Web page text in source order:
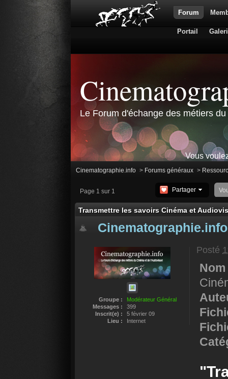
Forum
Portail
Le Forum d'échange des métiers
Vous
Cinematographie.info > Forums généraux >
Page 1 sur 1 Partager
Transmettre les savoirs Cinéma et
Cinematographie.info
Groupe :
Modérateur Général
Messages :
399
Inscrit(e) :
5 février 09
Lieu :
Internet
Posté